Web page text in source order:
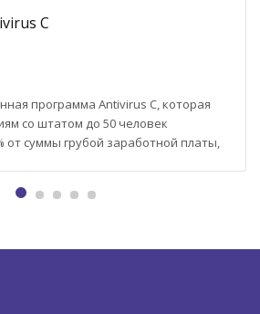
C
программа Antivirus C, которая
со штатом до 50 человек
от суммы грубой заработной платы,
закону №300/2020,